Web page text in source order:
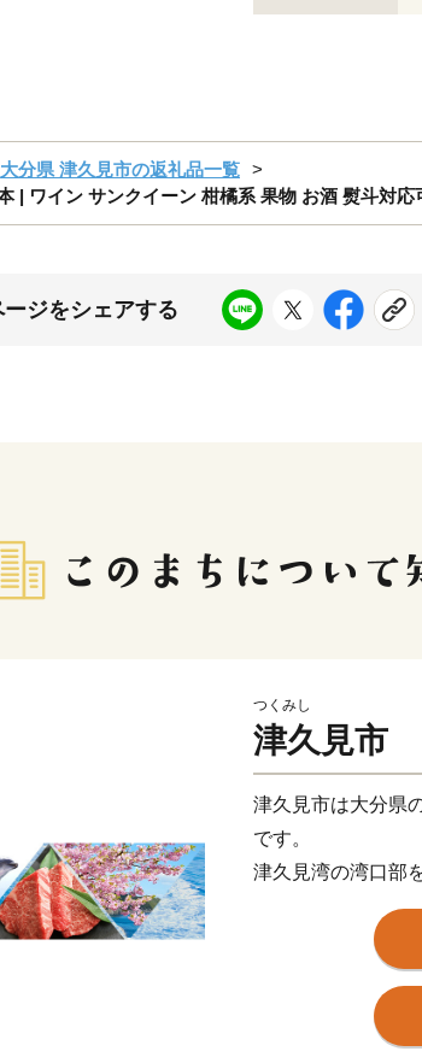
大分県 津久見市の返礼品一覧
| ワイン サンクイーン 柑橘系 果物 お酒 熨斗対
ージをシェアする
つくみし
津久見市
津久見市は大分県
です。
津久見湾の湾口部
伸びており、それ
さらに有人離島や
とができます。
「甘夏」発祥の地